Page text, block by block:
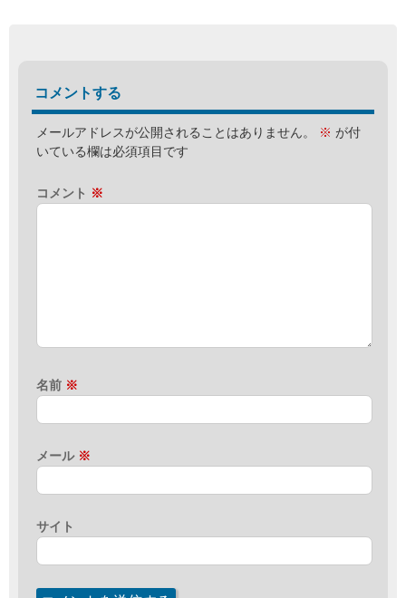
コメントする
メールアドレスが公開されることはありません。 ※ が付
いている欄は必須項目です
コメント ※
名前 ※
メール ※
サイト